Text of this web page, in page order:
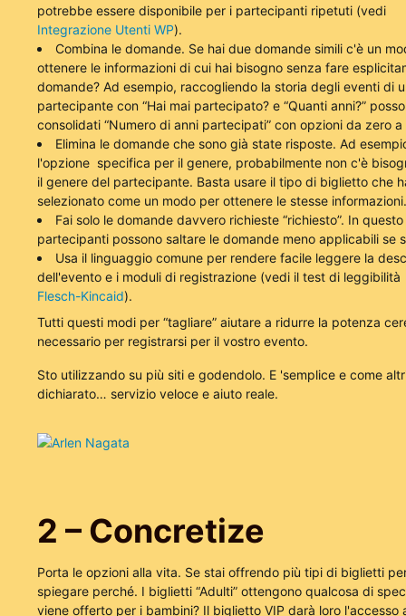
potrebbe essere disponibile per i partecipanti ripetuti (vedi
Integrazione Utenti WP).
Combina le domande. Se hai due domande simili c'è un
ottenere le informazioni di cui hai bisogno senza fare
domande? Ad esempio, raccogliendo la storia degli eventi di
partecipante con “Hai mai partecipato? e “Quanti anni?”
consolidati “Numero di anni partecipati” con opzioni da zero a
Elimina le domande che sono già state risposte. Ad
l'opzione specifica per il genere, probabilmente non c'è
il genere del partecipante. Basta usare il tipo di biglietto che
selezionato come un modo per ottenere le stesse informazioni.
Fai solo le domande davvero richieste “richiesto”. In
partecipanti possono saltare le domande meno applicabili se
Usa il linguaggio comune per rendere facile leggere la
dell'evento e i moduli di registrazione (vedi il test di leggibilità
Flesch-Kincaid).
Tutti questi modi per “tagliare” aiutare a ridurre la potenza
necessario per registrarsi per il vostro evento.
Sto utilizzando su più siti e godendolo. E 'semplice e come
dichiarato… servizio veloce e aiuto reale.
Arlen Nagata
2 – Concretize
Porta le opzioni alla vita. Se stai offrendo più tipi di biglietti
spiegare perché. I biglietti “Adulti” ottengono qualcosa di
viene offerto per i bambini? Il biglietto VIP darà loro l'accesso